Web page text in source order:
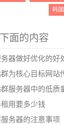
韩
面的内容
器做好优化的好
为核心目标网站
服务器中的低质
用要多少钱
务器的注意事项